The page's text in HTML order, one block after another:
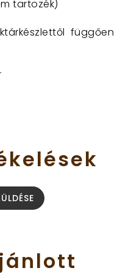
tartozék)
függően